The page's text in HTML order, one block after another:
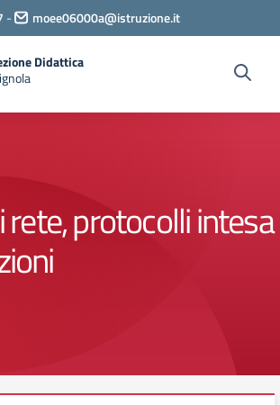
- moee06000a@istruzione.it
Didattica
rete, protocolli intesa